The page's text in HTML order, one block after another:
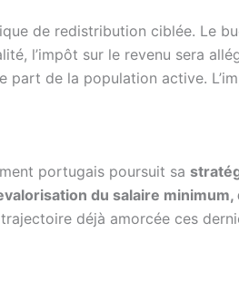
de redistribution ciblée. Le
l’impôt sur le revenu sera
de la population active.
portugais poursuit sa
du salaire
déjà amorcée ces